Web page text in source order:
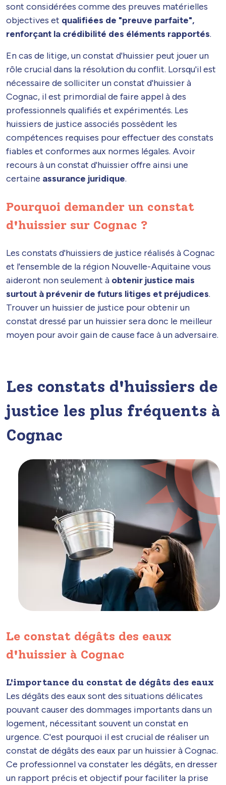
sont considérées comme des preuves matérielles
objectives et qualifiées de "preuve parfaite",
renforçant la crédibilité des éléments rapportés.
En cas de litige, un constat d'huissier peut jouer un
rôle crucial dans la résolution du conflit. Lorsqu'il est
nécessaire de solliciter un constat d'huissier à
Cognac, il est primordial de faire appel à des
professionnels qualifiés et expérimentés. Les
huissiers de justice associés possèdent les
compétences requises pour effectuer des constats
fiables et conformes aux normes légales. Avoir
recours à un constat d'huissier offre ainsi une
certaine assurance juridique.
Pourquoi demander un constat
d'huissier sur Cognac ?
Les constats d'huissiers de justice réalisés à Cognac
et l'ensemble de la région Nouvelle-Aquitaine vous
aideront non seulement à obtenir justice mais
surtout à prévenir de futurs litiges et préjudices.
Trouver un huissier de justice pour obtenir un
constat dressé par un huissier sera donc le meilleur
moyen pour avoir gain de cause face à un adversaire.
Les constats d'huissiers de
justice les plus fréquents à
Cognac
Le constat dégâts des eaux
d'huissier à Cognac
L'importance du constat de dégâts des eaux
Les dégâts des eaux sont des situations délicates
pouvant causer des dommages importants dans un
logement, nécessitant souvent un constat en
urgence. C'est pourquoi il est crucial de réaliser un
constat de dégâts des eaux par un huissier à Cognac.
Ce professionnel va constater les dégâts, en dresser
un rapport précis et objectif pour faciliter la prise